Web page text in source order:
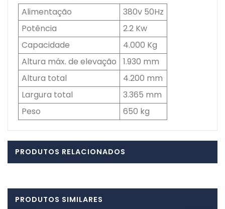
Alimentação
380v 50Hz
Potência
2.2 Kw
Capacidade
4.000 Kg
Altura máx. de elevação
1.930 mm
Altura total
4.200 mm
Largura total
3.365 mm
Peso
650 kg
PRODUTOS RELACIONADOS
PRODUTOS SIMILARES